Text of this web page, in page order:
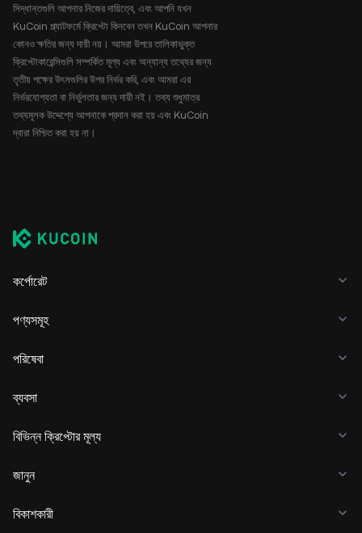
সিদ্ধান্তগুলি আপনার নিজের দায়িত্বে, এবং আপনি যখন
KuCoin প্ল্যাটফর্মে ক্রিপ্টো কিনবেন তখন KuCoin আপনার
কোনও ক্ষতির জন্য দায়ী নয়। আমরা উপরে তালিকাভুক্ত
ক্রিপ্টোকারেন্সিগুলি সম্পর্কিত মূল্য এবং অন্যান্য তথ্যের জন্য
তৃতীয় পক্ষের উৎসগুলির উপর নির্ভর করি, এবং আমরা এর
নির্ভরযোগ্যতা বা নির্ভুলতার জন্য দায়ী নই। তথ্য শুধুমাত্র
তথ্যমূলক উদ্দেশ্যে আপনাকে প্রদান করা হয় এবং KuCoin
দ্বারা নিশ্চিত করা হয় না।
কর্পোরেট
পণ্যসমূহ
পরিষেবা
ব্যবসা
বিভিন্ন ক্রিপ্টোর মূল্য
জানুন
বিকাশকারী